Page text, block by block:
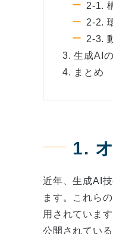
2-1.
2-2.
2-3.
3. 生成AI
4. まとめ
1.
近年、生成AI
ます。これら
用されていま
公開されてい